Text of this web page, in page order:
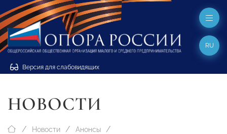
Версия для слабовидящих
RU
НОВОСТИ
Новости Анонсы